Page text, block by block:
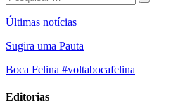
Últimas notícias
Sugira uma Pauta
Boca Felina #voltabocafelina
Editorias